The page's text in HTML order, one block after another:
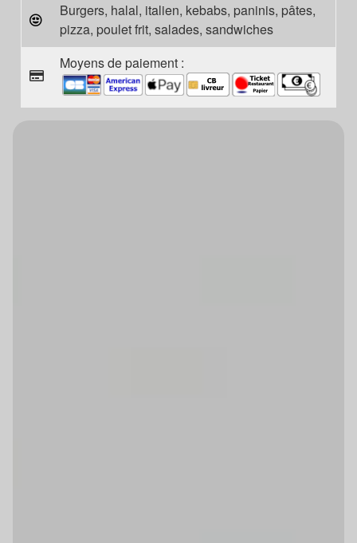
Burgers, halal, italien, kebabs, paninis, pâtes,
pizza, poulet frit, salades, sandwiches
Moyens de paiement :